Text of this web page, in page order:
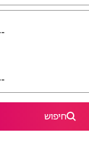
חיפוש